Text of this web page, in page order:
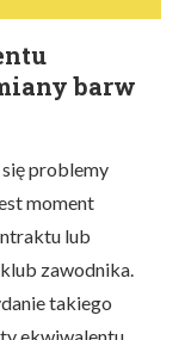
barw
problemy
moment
lub
zawodnika.
takiego